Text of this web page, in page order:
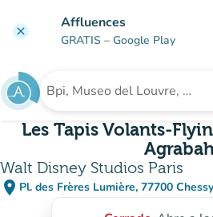
clear Affluences
GRATIS – Google Play
Buscar un establecimiento
Les Tapis Volants-
Walt Disney Studios Paris
place Pl. des Frères Lumière, 77700
(abrir en Google
(nueva pestaña)